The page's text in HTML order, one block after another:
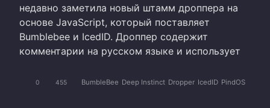
недавно заметила новый штамм дроппера на
основе JavaScript, который поставляет
Bumblebee и IcedID. Дроппер содержит
комментарии на русском языке и использует
0 455 BumbleBee Deep Instinct Dropper IcedID PindOS